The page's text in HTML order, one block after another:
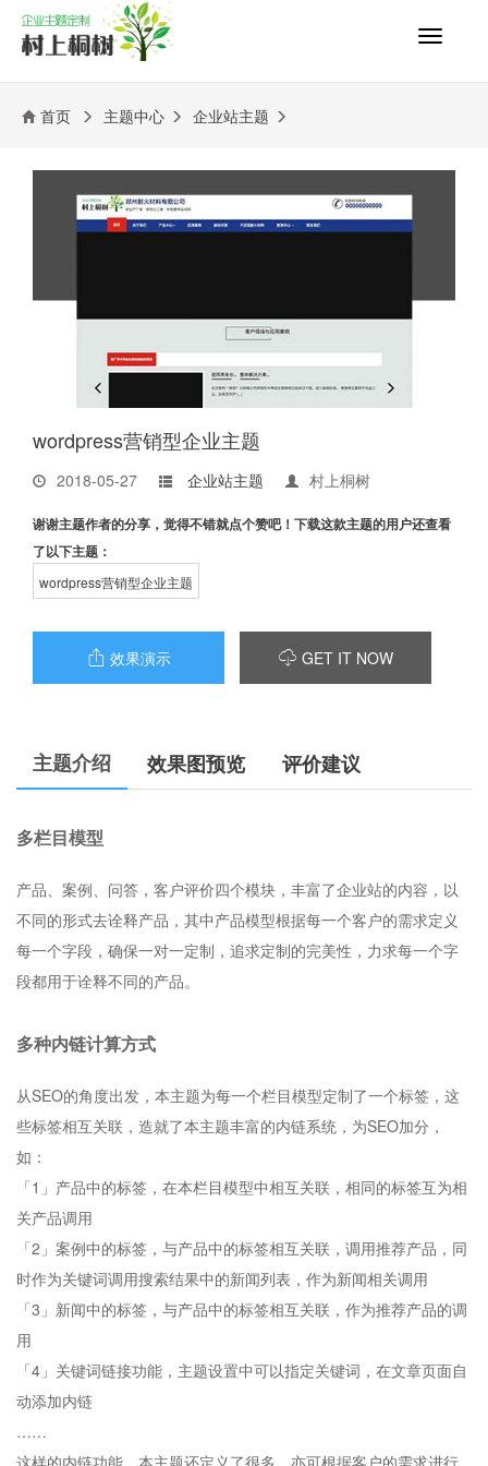
切
导
首页 主题中心 企业站主题
wordpress营销型企业主题
2018-05-27 企业站主题 村上桐树
谢谢主题作者的分享，觉得不错就点个赞吧！下载这款主题的用户还查看
了以下主题：
wordpress营销型企业主题
 效果演示  GET IT NOW
主题介绍 效果图预览 评价建议
多栏目模型
产品、案例、问答，客户评价四个模块，丰富了企业站的内容，以
不同的形式去诠释产品，其中产品模型根据每一个客户的需求定义
每一个字段，确保一对一定制，追求定制的完美性，力求每一个字
段都用于诠释不同的产品。
多种内链计算方式
从SEO的角度出发，本主题为每一个栏目模型定制了一个标签，这
些标签相互关联，造就了本主题丰富的内链系统，为SEO加分，
如：
「1」产品中的标签，在本栏目模型中相互关联，相同的标签互为相
关产品调用
「2」案例中的标签，与产品中的标签相互关联，调用推荐产品，同
时作为关键词调用搜索结果中的新闻列表，作为新闻相关调用
「3」新闻中的标签，与产品中的标签相互关联，作为推荐产品的调
用
「4」关键词链接功能，主题设置中可以指定关键词，在文章页面自
动添加内链
……